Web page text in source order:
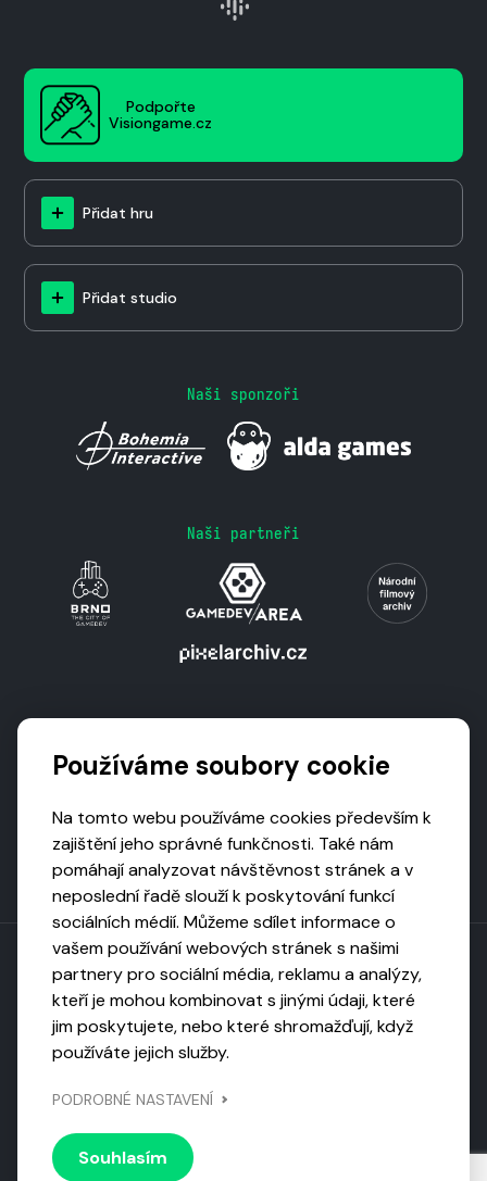
Podpořte
Visiongame.cz
Přidat hru
Přidat studio
Naši sponzoři
Naši partneři
Toto dílo podléhá licenci CC BY-NC-ND
Uveďte původ, neužívejte komerčně, nezpracovávejte.
Národní knihovnou ČR
© 2026 Visiongame. Všechna práva vyhrazena.
Používáme soubory cookie
Na tomto webu používáme cookies především k
zajištění jeho správné funkčnosti. Také nám
pomáhají analyzovat návštěvnost stránek a v
neposlední řadě slouží k poskytování funkcí
sociálních médií. Můžeme sdílet informace o
vašem používání webových stránek s našimi
partnery pro sociální média, reklamu a analýzy,
kteří je mohou kombinovat s jinými údaji, které
jim poskytujete, nebo které shromažďují, když
používáte jejich služby.
PODROBNÉ NASTAVENÍ
Souhlasím